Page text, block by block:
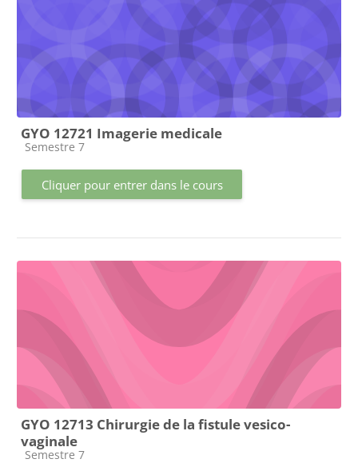
GYO 12721 Imagerie medicale
Catégorie de cours
Semestre 7
Cliquer pour entrer dans le cours
GYO 12713 Chirurgie de la fistule vesico-
vaginale
Catégorie de cours
Semestre 7